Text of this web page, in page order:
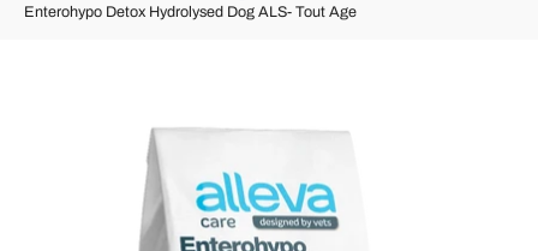
Enterohypo Detox Hydrolysed Dog ALS- Tout Age